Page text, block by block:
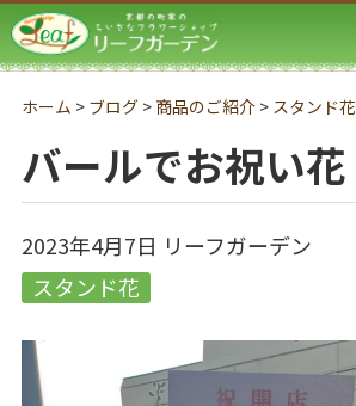
リーフガーデン
ホーム > ブログ > 商品のご紹介> スタンド花
バールでお祝い花
2023年4月7日 リーフガーデン
スタンド花